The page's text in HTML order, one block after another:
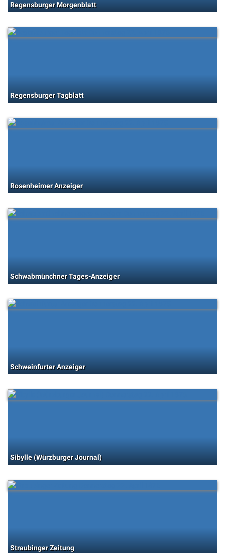
Regensburger Morgenblatt
Regensburger Tagblatt
Rosenheimer Anzeiger
Schwabmünchner Tages-Anzeiger
Schweinfurter Anzeiger
Sibylle (Würzburger Journal)
Straubinger Zeitung